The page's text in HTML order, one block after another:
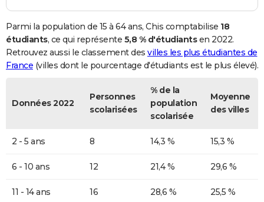
Parmi la population de 15 à 64 ans, Chis comptabilise 18
étudiants, ce qui représente 5,8 % d'étudiantsen 2022.
Retrouvez aussi le classement des villes les plus étudiantes de
France (villes dont le pourcentage d'étudiants est le plus élevé).
Données 2022
Personnes
scolarisées
% de la
population
scolarisée
Moyenne
des villes
2 - 5 ans 8 14,3 % 15,3 %
6 - 10 ans 12 21,4 % 29,6 %
11 - 14 ans 16 28,6 % 25,5 %